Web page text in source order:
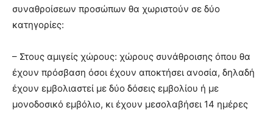
συναθροίσεων προσώπων θα χωριστούν σε δύο
κατηγορίες:
– Στους αμιγείς χώρους: χώρους συνάθροισης όπου θα
έχουν πρόσβαση όσοι έχουν αποκτήσει ανοσία, δηλαδή
έχουν εμβολιαστεί με δύο δόσεις εμβολίου ή με
μονοδοσικό εμβόλιο, κι έχουν μεσολαβήσει 14 ημέρες